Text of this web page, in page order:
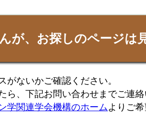
が、お探しのページは
がないかご確認ください。
ら、下記お問い合わせまでご連
学関連学会機構のホームよりご